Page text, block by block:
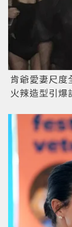
肯爺愛妻尺度
火辣造型引爆